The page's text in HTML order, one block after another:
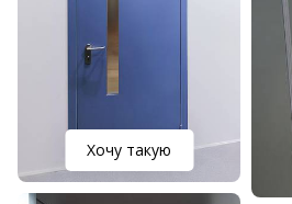
Хочу такую